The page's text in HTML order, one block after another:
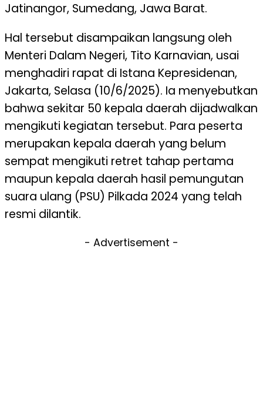
Jatinangor, Sumedang, Jawa Barat.
Hal tersebut disampaikan langsung oleh
Menteri Dalam Negeri, Tito Karnavian, usai
menghadiri rapat di Istana Kepresidenan,
Jakarta, Selasa (10/6/2025). Ia menyebutkan
bahwa sekitar 50 kepala daerah dijadwalkan
mengikuti kegiatan tersebut. Para peserta
merupakan kepala daerah yang belum
sempat mengikuti retret tahap pertama
maupun kepala daerah hasil pemungutan
suara ulang (PSU) Pilkada 2024 yang telah
resmi dilantik.
- Advertisement -